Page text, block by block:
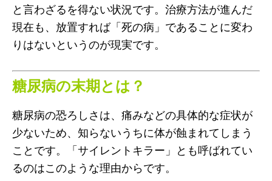
と言わざるを得ない状況です。治療方法が進んだ
現在も、放置すれば「死の病」であることに変わ
りはないというのが現実です。
糖尿病の末期とは？
糖尿病の恐ろしさは、痛みなどの具体的な症状が
少ないため、知らないうちに体が蝕まれてしまう
ことです。「サイレントキラー」とも呼ばれてい
るのはこのような理由からです。